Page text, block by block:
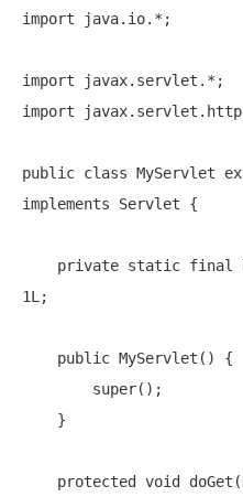
import java.io.*;
import
import
public class MyServlet
implements Servlet {
private static final
1L;
public MyServlet() {
super();
protected void